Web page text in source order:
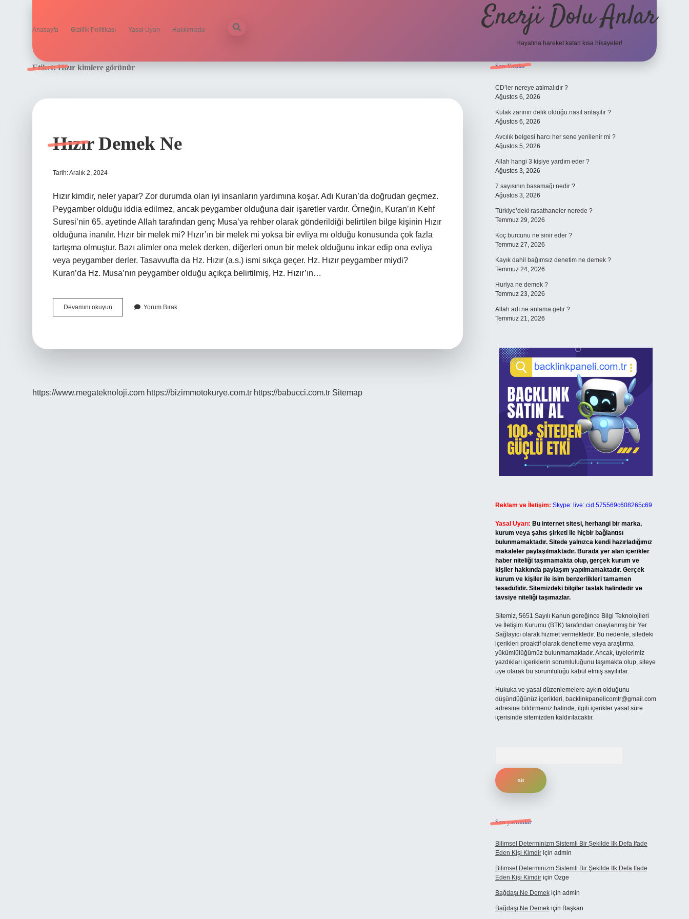
Anasayfa Gizlilik Politikası Yasal Uyarı Hakkımızda Enerji Dolu Anlar
Hayatına hareket katan kısa hikayeler!
Etiket:Hızır kimlere görünür
Hızır Demek Ne
Tarih: Aralık 2, 2024
Hızır kimdir, neler yapar? Zor durumda olan iyi insanların yardımına koşar. Adı Kuran’da doğrudan geçmez.
Peygamber olduğu iddia edilmez, ancak peygamber olduğuna dair işaretler vardır. Örneğin, Kuran’ın Kehf
Suresi’nin 65. ayetinde Allah tarafından genç Musa’ya rehber olarak gönderildiği belirtilen bilge kişinin Hızır
olduğuna inanılır. Hızır bir melek mi? Hızır’ın bir melek mi yoksa bir evliya mı olduğu konusunda çok fazla
tartışma olmuştur. Bazı alimler ona melek derken, diğerleri onun bir melek olduğunu inkar edip ona evliya
veya peygamber derler. Tasavvufta da Hz. Hızır (a.s.) ismi sıkça geçer. Hz. Hızır peygamber miydi?
Kuran’da Hz. Musa’nın peygamber olduğu açıkça belirtilmiş, Hz. Hızır’ın…
Devamını okuyun
Demek
Yorum Bırak
https://www.megateknoloji.com https://bizimmotokurye.com.tr https://babucci.com.tr Sitemap
Sidebar
Son Yazılar
CD’ler nereye atılmalıdır ?
Ağustos 6, 2026
Kulak zarının delik olduğu nasıl anlaşılır ?
Ağustos 6, 2026
Avcılık belgesi harcı her sene yenilenir mi ?
Ağustos 5, 2026
Allah hangi 3 kişiye yardım eder ?
Ağustos 3, 2026
7 sayısının basamağı nedir ?
Ağustos 3, 2026
Türkiye’deki rasathaneler nerede ?
Temmuz 29, 2026
Koç burcunu ne sinir eder ?
Temmuz 27, 2026
Kayık dahil bağımsız denetim ne demek ?
Temmuz 24, 2026
Huriya ne demek ?
Temmuz 23, 2026
Allah adı ne anlama gelir ?
Temmuz 21, 2026
Reklam ve İletişim: Skype: live:.cid.575569c608265c69
Yasal Uyarı: Bu internet sitesi, herhangi bir marka,
kurum veya şahıs şirketi ile hiçbir bağlantısı
bulunmamaktadır. Sitede yalnızca kendi hazırladığımız
makaleler paylaşılmaktadır. Burada yer alan içerikler
haber niteliği taşımamakta olup, gerçek kurum ve
kişiler hakkında paylaşım yapılmamaktadır. Gerçek
kurum ve kişiler ile isim benzerlikleri tamamen
tesadüfidir. Sitemizdeki bilgiler taslak halindedir ve
tavsiye niteliği taşımazlar.
Sitemiz, 5651 Sayılı Kanun gereğince Bilgi Teknolojileri
ve İletişim Kurumu (BTK) tarafından onaylanmış bir Yer
Sağlayıcı olarak hizmet vermektedir. Bu nedenle, sitedeki
içerikleri proaktif olarak denetleme veya araştırma
yükümlülüğümüz bulunmamaktadır. Ancak, üyelerimiz
yazdıkları içeriklerin sorumluluğunu taşımakta olup, siteye
üye olarak bu sorumluluğu kabul etmiş sayılırlar.
Hukuka ve yasal düzenlemelere aykırı olduğunu
düşündüğünüz içerikleri, backlinkpanelicomtr@gmail.com
adresine bildirmeniz halinde, ilgili içerikler yasal süre
içerisinde sitemizden kaldırılacaktır.
Son yorumlar
Bilimsel Determinizm Sistemli Bir Şekilde Ilk Defa Ifade
Eden Kişi Kimdiriçin admin
Bilimsel Determinizm Sistemli Bir Şekilde Ilk Defa Ifade
Eden Kişi Kimdiriçin Özge
Bağdaşı Ne Demekiçin admin
Bağdaşı Ne Demekiçin Başkan